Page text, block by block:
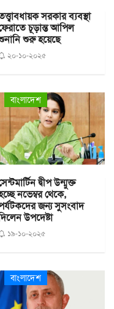
সরকার ব্যবস্থা
চূড়ান্ত আপিল
শুরু হয়েছে
২০-১০-২০২৫
বাংলাদেশ
দ্বীপ উন্মুক্ত
নভেম্বর থেকে,
জন্য সুসংবাদ
উপদেষ্টা
১৯-১০-২০২৫
বাংলাদেশ